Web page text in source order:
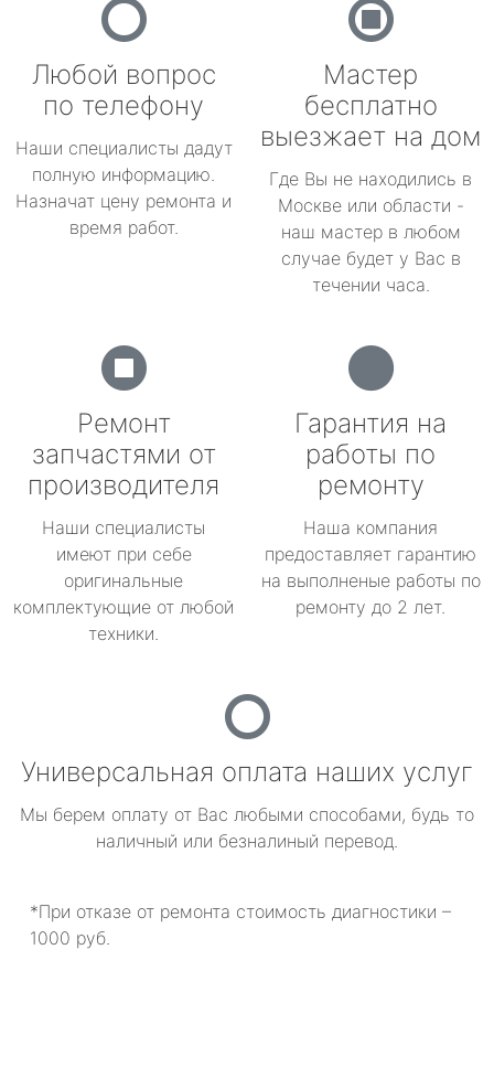
Любой вопрос
по телефону
Наши специалисты дадут
полную информацию.
Назначат цену ремонта и
время работ.
Мастер
бесплатно
выезжает на дом
Где Вы не находились в
Москве или области -
наш мастер в любом
случае будет у Вас в
течении часа.
Ремонт
запчастями от
производителя
Наши специалисты
имеют при себе
оригинальные
комплектующие от любой
техники.
Гарантия на
работы по
ремонту
Наша компания
предоставляет гарантию
на выполненые работы по
ремонту до 2 лет.
Универсальная оплата наших услуг
Мы берем оплату от Вас любыми способами, будь то
наличный или безналиный перевод.
*При отказе от ремонта стоимость диагностики –
1000 руб.